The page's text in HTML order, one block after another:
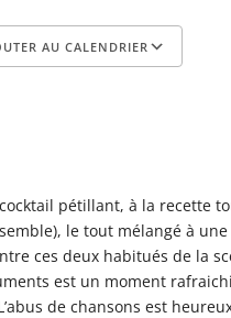
AU CALENDRIER
pétillant, à la recette
le tout mélangé à
ces deux habitués de la
est un moment
de chansons est